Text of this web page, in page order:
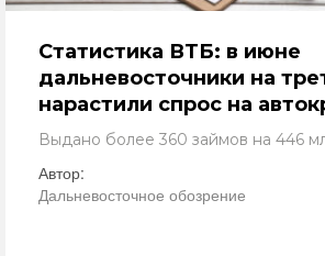
Статистика ВТБ: в июне
дальневосточники на
нарастили спрос на
Выдано более 360 займов на 446
Автор:
Дальневосточное обозрение